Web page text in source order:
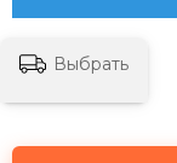
Выбрать